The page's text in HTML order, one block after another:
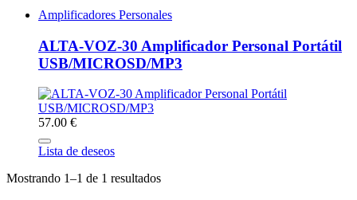
Amplificadores Personales
ALTA-VOZ-30 Amplificador Personal Portátil
USB/MICROSD/MP3
57.00 €
Lista de deseos
Mostrando 1–1 de 1 resultados